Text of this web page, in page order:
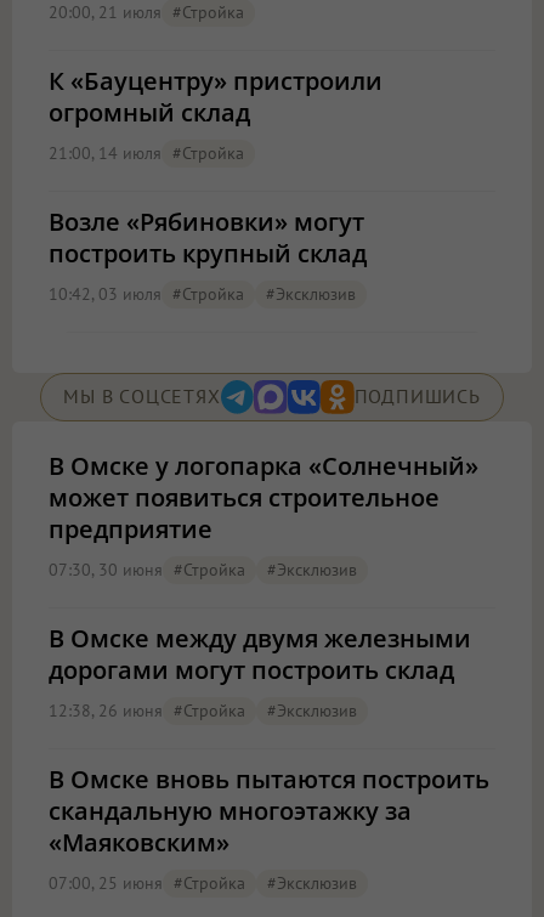
20:00, 21 июля #стройка
К «Бауцентру» пристроили
огромный склад
21:00, 14 июля #стройка
Возле «Рябиновки» могут
построить крупный склад
10:42, 03 июля #стройка #эксклюзив
МЫ В СОЦСЕТЯХ ПОДПИШИСЬ
В Омске у логопарка «Солнечный»
может появиться строительное
предприятие
07:30, 30 июня #стройка #эксклюзив
В Омске между двумя железными
дорогами могут построить склад
12:38, 26 июня #стройка #эксклюзив
В Омске вновь пытаются построить
скандальную многоэтажку за
«Маяковским»
07:00, 25 июня #стройка #эксклюзив